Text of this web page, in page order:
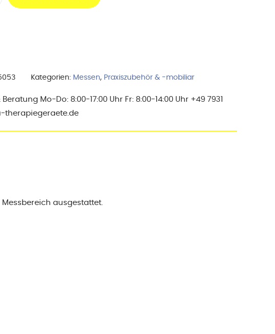
Kategorien: Messen, Praxiszubehör & -mobiliar
Mo-Do: 8:00-17:00 Uhr Fr: 8:00-14:00 Uhr +49 7931
therapiegeraete.de
ausgestattet.